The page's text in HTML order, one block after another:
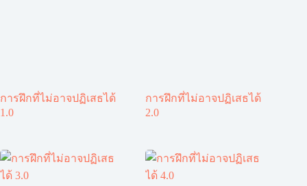
การฝึกที่ไม่อาจปฏิเสธได้
1.0
การฝึกที่ไม่อาจปฏิเสธได้
2.0